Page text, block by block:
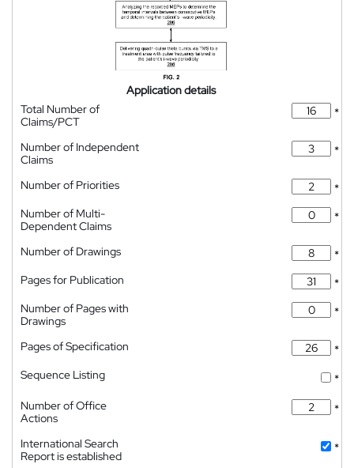
Application details
Total Number of
Claims/PCT
*
Number of Independent
Claims
*
Number of Priorities
*
Number of Multi-
Dependent Claims
*
Number of Drawings
*
Pages for Publication
*
Number of Pages with
Drawings
*
Pages of Specification
*
Sequence Listing
*
Number of Office
Actions
*
International Search
Report is established
*